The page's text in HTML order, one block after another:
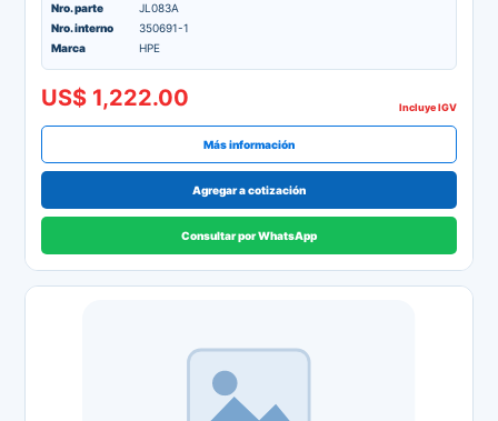
Nro. parte
JL083A
Nro. interno
350691-1
Marca
HPE
US$ 1,222.00 Incluye IGV
Más información
Agregar a cotización
Consultar por WhatsApp